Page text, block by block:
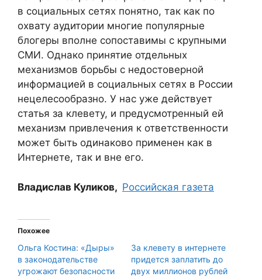
в социальных сетях понятно, так как по
охвату аудитории многие популярные
блогеры вполне сопоставимы с крупными
СМИ. Однако принятие отдельных
механизмов борьбы с недостоверной
информацией в социальных сетях в России
нецелесообразно. У нас уже действует
статья за клевету, и предусмотренный ей
механизм привлечения к ответственности
может быть одинаково применен как в
Интернете, так и вне его.
Владислав Куликов, Российская газета
Похожее
Ольга Костина: «Дыры»
в законодательстве
угрожают безопасности
За клевету в интернете
придется заплатить до
двух миллионов рублей